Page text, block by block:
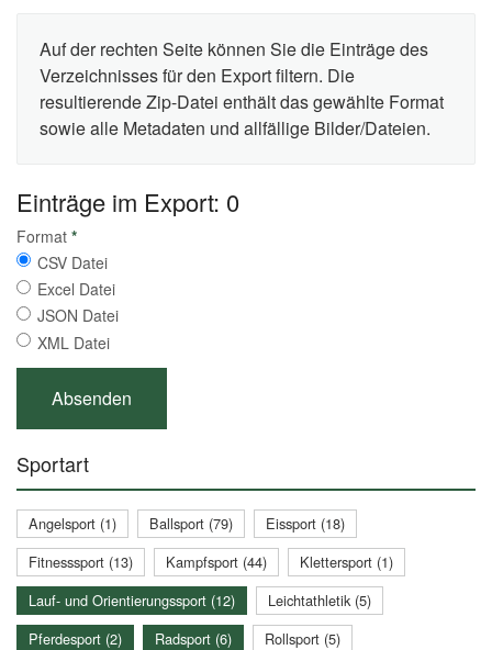
Auf der rechten Seite können Sie die Einträge des
Verzeichnisses für den Export filtern. Die
resultierende Zip-Datei enthält das gewählte Format
sowie alle Metadaten und allfällige Bilder/Dateien.
Einträge im Export: 0
Format *
CSV Datei
Excel Datei
JSON Datei
XML Datei
Sportart
Angelsport (1) Ballsport (79)
Eissport (18)
Fitnesssport (13)
Kampfsport (44)
Klettersport (1)
Lauf- und Orientierungssport (12)
Leichtathletik (5)
Pferdesport (2)
Radsport (6)
Rollsport (5)